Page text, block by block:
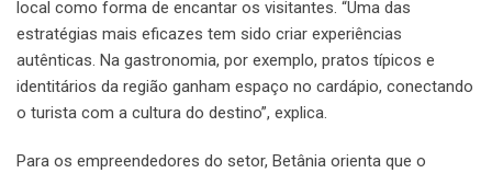
local como forma de encantar os visitantes. “Uma das
estratégias mais eficazes tem sido criar experiências
autênticas. Na gastronomia, por exemplo, pratos típicos e
identitários da região ganham espaço no cardápio, conectando
o turista com a cultura do destino”, explica.
Para os empreendedores do setor, Betânia orienta que o